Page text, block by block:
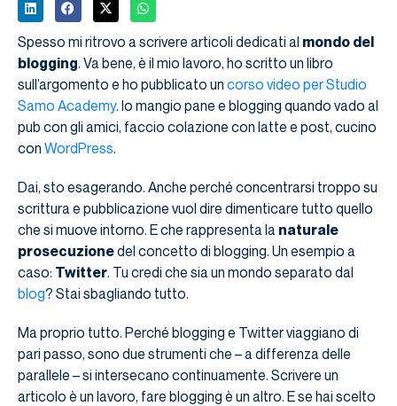
Spesso mi ritrovo a scrivere articoli dedicati al mondo del
blogging. Va bene, è il mio lavoro, ho scritto un libro
sull’argomento e ho pubblicato un corso video per Studio
Samo Academy. Io mangio pane e blogging quando vado al
pub con gli amici, faccio colazione con latte e post, cucino
con WordPress.
Dai, sto esagerando. Anche perché concentrarsi troppo su
scrittura e pubblicazione vuol dire dimenticare tutto quello
che si muove intorno. E che rappresenta la naturale
prosecuzionedel concetto di blogging. Un esempio a
caso: Twitter. Tu credi che sia un mondo separato dal
blog? Stai sbagliando tutto.
Ma proprio tutto. Perché blogging e Twitter viaggiano di
pari passo, sono due strumenti che – a differenza delle
parallele – si intersecano continuamente. Scrivere un
articolo è un lavoro, fare blogging è un altro. E se hai scelto